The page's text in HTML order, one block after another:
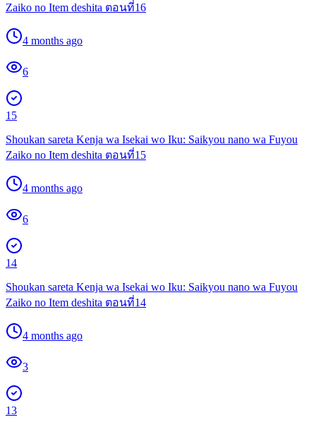
Zaiko no Item deshita ตอนที่16
4 months ago
6
15
Shoukan sareta Kenja wa Isekai wo Iku: Saikyou nano wa Fuyou
Zaiko no Item deshita ตอนที่15
4 months ago
6
14
Shoukan sareta Kenja wa Isekai wo Iku: Saikyou nano wa Fuyou
Zaiko no Item deshita ตอนที่14
4 months ago
3
13